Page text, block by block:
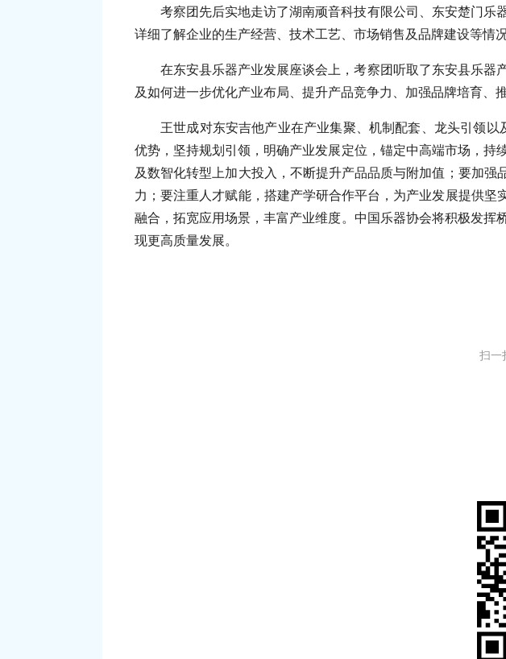
考察团先后实地走访了湖南顽音科技有限公司、东安楚门乐
详细了解企业的生产经营、技术工艺、市场销售及品牌建设等情况
在东安县乐器产业发展座谈会上，考察团听取了东安县乐
及如何进一步优化产业布局、提升产品竞争力、加强品牌培育、
王世成对东安吉他产业在产业集聚、机制配套、龙头引领
优势，坚持规划引领，明确产业发展定位，锚定中高端市场，
及数智化转型上加大投入，不断提升产品品质与附加值；要加
力；要注重人才赋能，搭建产学研合作平台，为产业发展提供
融合，拓宽应用场景，丰富产业维度。中国乐器协会将积极发
现更高质量发展。
扫一